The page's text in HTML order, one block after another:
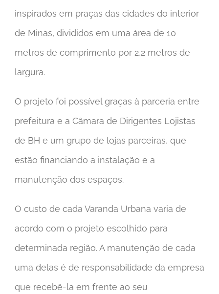
inspirados em praças das cidades do interior
de Minas, divididos em uma área de 10
metros de comprimento por 2,2 metros de
largura.
O projeto foi possível graças à parceria entre
prefeitura e a Câmara de Dirigentes Lojistas
de BH e um grupo de lojas parceiras, que
estão financiando a instalação e a
manutenção dos espaços.
O custo de cada Varanda Urbana varia de
acordo com o projeto escolhido para
determinada região. A manutenção de cada
uma delas é de responsabilidade da empresa
que recebê-la em frente ao seu